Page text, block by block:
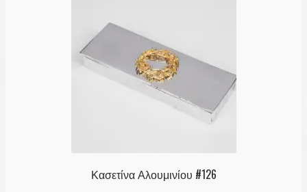
Κασετίνα Αλουμινίου #126